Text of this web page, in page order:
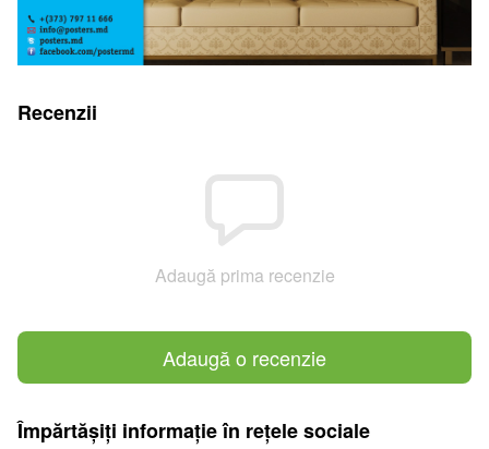
Recenzii
Adaugă prima recenzie
Adaugă o recenzie
Împărtășiți informație în rețele sociale